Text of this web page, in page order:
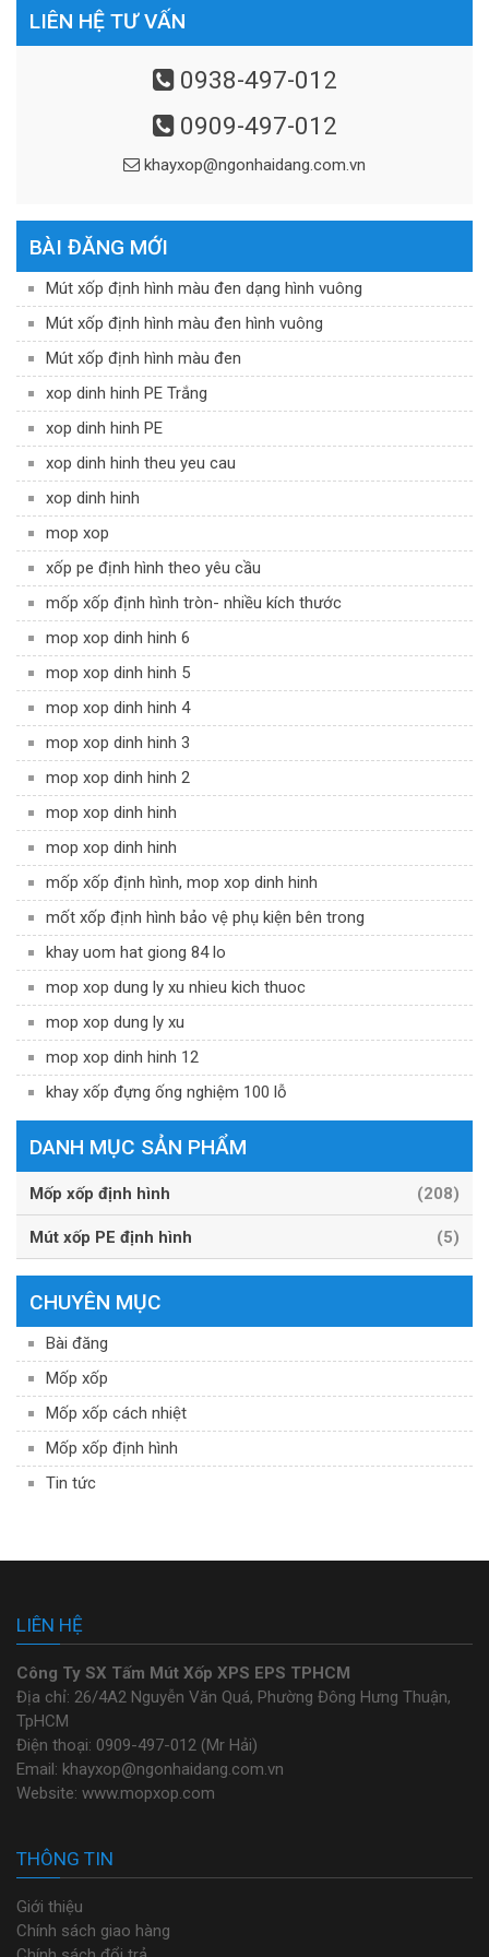
LIÊN HỆ TƯ VẤN
0938-497-012
0909-497-012
khayxop@ngonhaidang.com.vn
BÀI ĐĂNG MỚI
Mút xốp định hình màu đen dạng hình vuông
Mút xốp định hình màu đen hình vuông
Mút xốp định hình màu đen
xop dinh hinh PE Trắng
xop dinh hinh PE
xop dinh hinh theu yeu cau
xop dinh hinh
mop xop
xốp pe định hình theo yêu cầu
mốp xốp định hình tròn- nhiều kích thước
mop xop dinh hinh 6
mop xop dinh hinh 5
mop xop dinh hinh 4
mop xop dinh hinh 3
mop xop dinh hinh 2
mop xop dinh hinh
mop xop dinh hinh
mốp xốp định hình, mop xop dinh hinh
mốt xốp định hình bảo vệ phụ kiện bên trong
khay uom hat giong 84 lo
mop xop dung ly xu nhieu kich thuoc
mop xop dung ly xu
mop xop dinh hinh 12
khay xốp đựng ống nghiệm 100 lỗ
DANH MỤC SẢN PHẨM
Mốp xốp định hình (208)
Mút xốp PE định hình (5)
CHUYÊN MỤC
Bài đăng
Mốp xốp
Mốp xốp cách nhiệt
Mốp xốp định hình
Tin tức
LIÊN HỆ
Công Ty SX Tấm Mút Xốp XPS EPS TPHCM
Địa chỉ: 26/4A2 Nguyễn Văn Quá, Phường Đông Hưng Thuận,
TpHCM
Điện thoại: 0909-497-012 (Mr Hải)
Email: khayxop@ngonhaidang.com.vn
Website: www.mopxop.com
THÔNG TIN
Giới thiệu
Chính sách giao hàng